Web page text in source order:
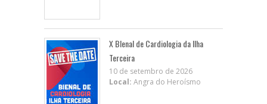
X BIenal de Cardiologia da Ilha
Terceira
10 de setembro de 2026
Local: Angra do Heroísmo